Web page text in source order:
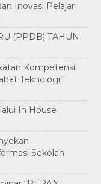
Inovasi Pelajar
(PPDB) TAHUN
Kompetensi
Teknologi”
In House
Sekolah